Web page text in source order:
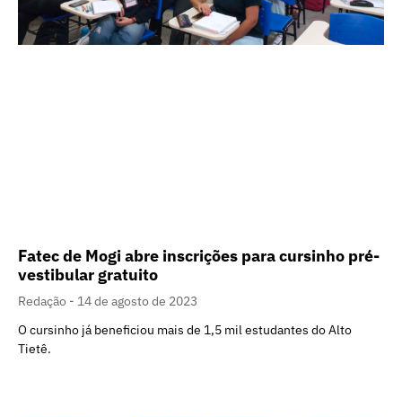
Fatec de Mogi abre inscrições para cursinho pré-
vestibular gratuito
Redação
14 de agosto de 2023
O cursinho já beneficiou mais de 1,5 mil estudantes do Alto
Tietê.